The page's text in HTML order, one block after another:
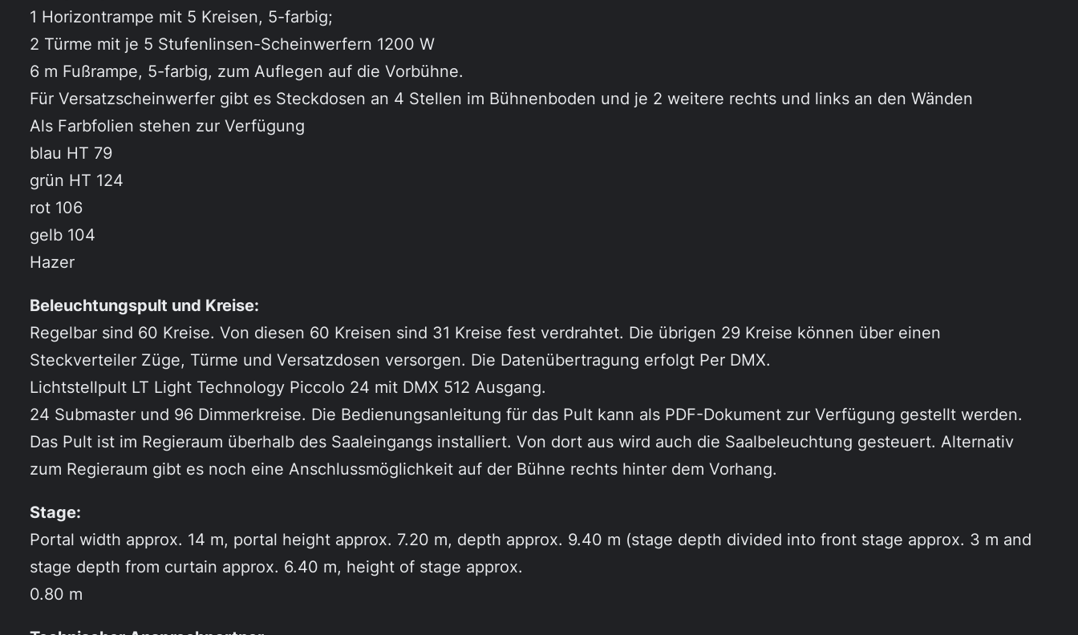
1 Horizontrampe mit 5 Kreisen, 5-farbig;
2 Türme mit je 5 Stufenlinsen-Scheinwerfern 1200 W
6 m Fußrampe, 5-farbig, zum Auflegen auf die Vorbühne.
Für Versatzscheinwerfer gibt es Steckdosen an 4 Stellen im Bühnenboden und je 2 weitere rechts und links an den Wänden
Als Farbfolien stehen zur Verfügung
blau HT 79
grün HT 124
rot 106
gelb 104
Hazer
Beleuchtungspult und Kreise:
Regelbar sind 60 Kreise. Von diesen 60 Kreisen sind 31 Kreise fest verdrahtet. Die übrigen 29 Kreise können über einen
Steckverteiler Züge, Türme und Versatzdosen versorgen. Die Datenübertragung erfolgt Per DMX.
Lichtstellpult LT Light Technology Piccolo 24 mit DMX 512 Ausgang.
24 Submaster und 96 Dimmerkreise. Die Bedienungsanleitung für das Pult kann als PDF-Dokument zur Verfügung gestellt werden.
Das Pult ist im Regieraum überhalb des Saaleingangs installiert. Von dort aus wird auch die Saalbeleuchtung gesteuert. Alternativ
zum Regieraum gibt es noch eine Anschlussmöglichkeit auf der Bühne rechts hinter dem Vorhang.
Stage:
Portal width approx. 14 m, portal height approx. 7.20 m, depth approx. 9.40 m (stage depth divided into front stage approx. 3 m and
stage depth from curtain approx. 6.40 m, height of stage approx.
0.80 m